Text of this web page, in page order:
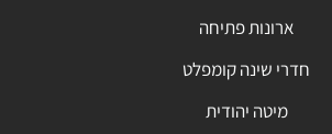
ארונות פתיחה
חדרי שינה קומפלט
מיטה יהודית